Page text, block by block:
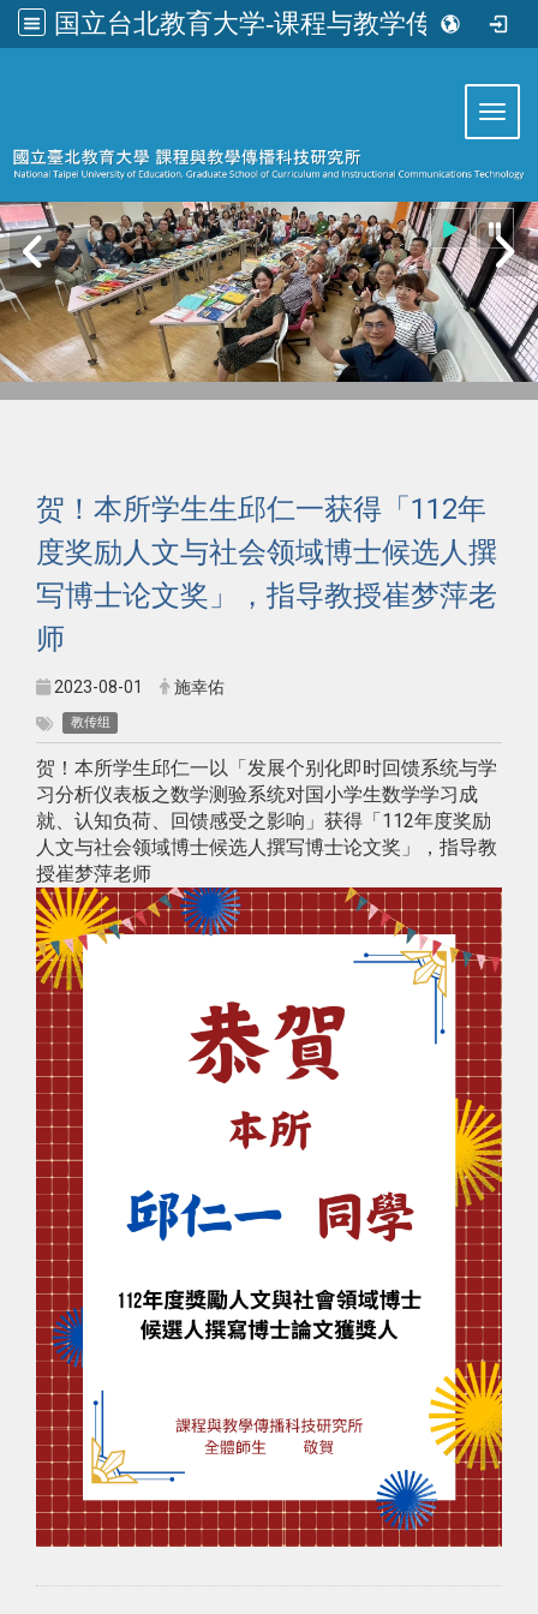
国立台北教育大学-课程与教学传播科技研究所
贺！本所学生生邱仁一获得「112年
度奖励人文与社会领域博士候选人撰
写博士论文奖」，指导教授崔梦萍老
师
2023-08-01 施幸佑
教传组
贺！本所学生邱仁一以「发展个别化即时回馈系统与学
习分析仪表板之数学测验系统对国小学生数学学习成
就、认知负荷、回馈感受之影响」获得「112年度奖励
人文与社会领域博士候选人撰写博士论文奖」，指导教
授崔梦萍老师